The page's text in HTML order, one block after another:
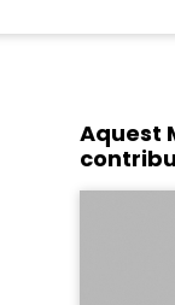
Aquest